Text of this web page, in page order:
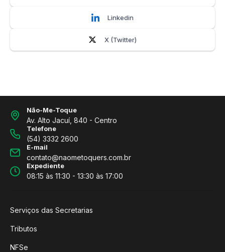
Linkedin
X (Twitter)
Não-Me-Toque
Av. Alto Jacuí, 840 - Centro
Telefone
(54) 3332 2600
E-mail
contato@naometoquers.com.br
Expediente
08:15 às 11:30 - 13:30 às 17:00
Serviços das Secretarias
Tributos
NFSe